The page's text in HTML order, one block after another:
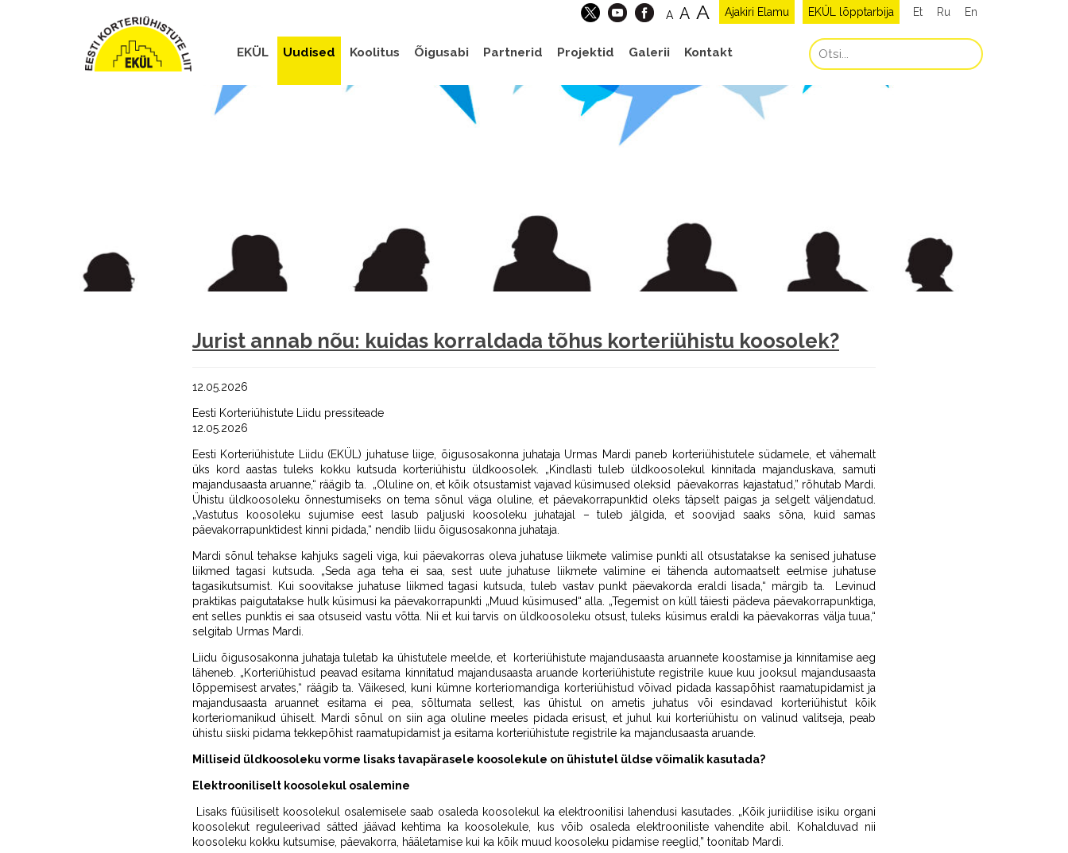
Et Ru En
EKÜL lõpptarbija
Ajakiri Elamu
A A A
EKÜL Uudised Koolitus Õigusabi Partnerid Projektid Galerii Kontakt
Jurist annab nõu: kuidas korraldada tõhus korteriühistu koosolek?
12.05.2026
Eesti Korteriühistute Liidu pressiteade
12.05.2026
Eesti Korteriühistute Liidu (EKÜL) juhatuse liige, õigusosakonna juhataja Urmas Mardi paneb korteriühistutele südamele, et vähemalt
üks kord aastas tuleks kokku kutsuda korteriühistu üldkoosolek. „Kindlasti tuleb üldkoosolekul kinnitada majanduskava, samuti
majandusaasta aruanne,“ räägib ta. „Oluline on, et kõik otsustamist vajavad küsimused oleksid päevakorras kajastatud,” rõhutab Mardi.
Ühistu üldkoosoleku õnnestumiseks on tema sõnul väga oluline, et päevakorrapunktid oleks täpselt paigas ja selgelt väljendatud.
„Vastutus koosoleku sujumise eest lasub paljuski koosoleku juhatajal – tuleb jälgida, et soovijad saaks sõna, kuid samas
päevakorrapunktidest kinni pidada,“ nendib liidu õigusosakonna juhataja.
Mardi sõnul tehakse kahjuks sageli viga, kui päevakorras oleva juhatuse liikmete valimise punkti all otsustatakse ka senised juhatuse
liikmed tagasi kutsuda. „Seda aga teha ei saa, sest uute juhatuse liikmete valimine ei tähenda automaatselt eelmise juhatuse
tagasikutsumist. Kui soovitakse juhatuse liikmed tagasi kutsuda, tuleb vastav punkt päevakorda eraldi lisada,“ märgib ta. Levinud
praktikas paigutatakse hulk küsimusi ka päevakorrapunkti „Muud küsimused“ alla. „Tegemist on küll täiesti pädeva päevakorrapunktiga,
ent selles punktis ei saa otsuseid vastu võtta. Nii et kui tarvis on üldkoosoleku otsust, tuleks küsimus eraldi ka päevakorras välja tuua,“
selgitab Urmas Mardi.
Liidu õigusosakonna juhataja tuletab ka ühistutele meelde, et korteriühistute majandusaasta aruannete koostamise ja kinnitamise aeg
läheneb. „Korteriühistud peavad esitama kinnitatud majandusaasta aruande korteriühistute registrile kuue kuu jooksul majandusaasta
lõppemisest arvates,“ räägib ta. Väikesed, kuni kümne korteriomandiga korteriühistud võivad pidada kassapõhist raamatupidamist ja
majandusaasta aruannet esitama ei pea, sõltumata sellest, kas ühistul on ametis juhatus või esindavad korteriühistut kõik
korteriomanikud ühiselt. Mardi sõnul on siin aga oluline meeles pidada erisust, et juhul kui korteriühistu on valinud valitseja, peab
ühistu siiski pidama tekkepõhist raamatupidamist ja esitama korteriühistute registrile ka majandusaasta aruande.
Milliseid üldkoosoleku vorme lisaks tavapärasele koosolekule on ühistutel üldse võimalik kasutada?
Elektrooniliselt koosolekul osalemine
Lisaks füüsiliselt koosolekul osalemisele saab osaleda koosolekul ka elektroonilisi lahendusi kasutades. „Kõik juriidilise isiku organi
koosolekut reguleerivad sätted jäävad kehtima ka koosolekule, kus võib osaleda elektrooniliste vahendite abil. Kohalduvad nii
koosoleku kokku kutsumise, päevakorra, hääletamise kui ka kõik muud koosoleku pidamise reeglid,” toonitab Mardi.